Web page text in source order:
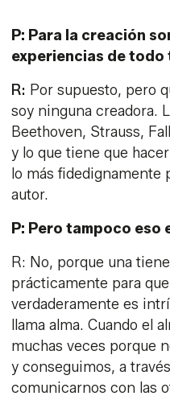
y lo que tiene que
lo más fidedignamente
autor.
P: Pero tampoco eso
R: No, porque una
prácticamente para
verdaderamente es
llama alma. Cuando el
muchas veces porque
y conseguimos, a
comunicarnos con las
"No soy
Los
Beethoven,